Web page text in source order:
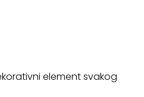
element svakog